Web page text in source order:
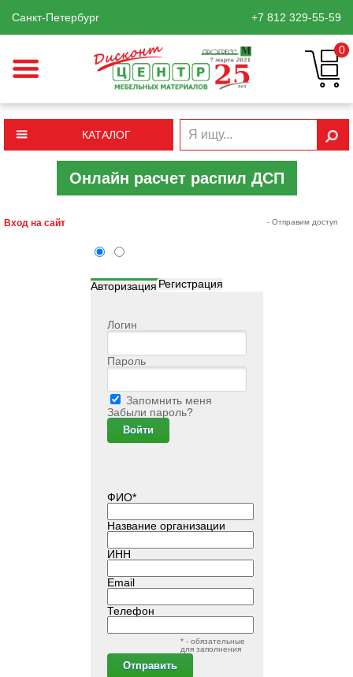
Санкт-Петербург +7 812 329-55-59
0
КАТАЛОГ
Онлайн расчет распил ДСП
Вход на сайт
Авторизация Регистрация
Логин
Пароль
Запомнить меня
Забыли пароль?
ФИО*
Название организации
ИНН
Email
- Отправим доступ
Телефон
* - обязательные
для заполнения